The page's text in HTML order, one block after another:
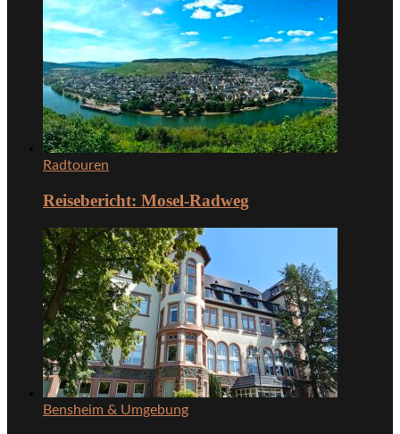
Radtouren
Reisebericht: Mosel-Radweg
Bensheim & Umgebung